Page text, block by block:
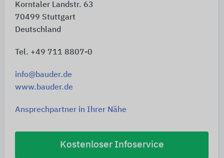
Korntaler Landstr. 63
70499 Stuttgart
Deutschland
Tel. +49 711 8807-0
info@bauder.de
www.bauder.de
Ansprechpartner in Ihrer Nähe
Kostenloser Infoservice